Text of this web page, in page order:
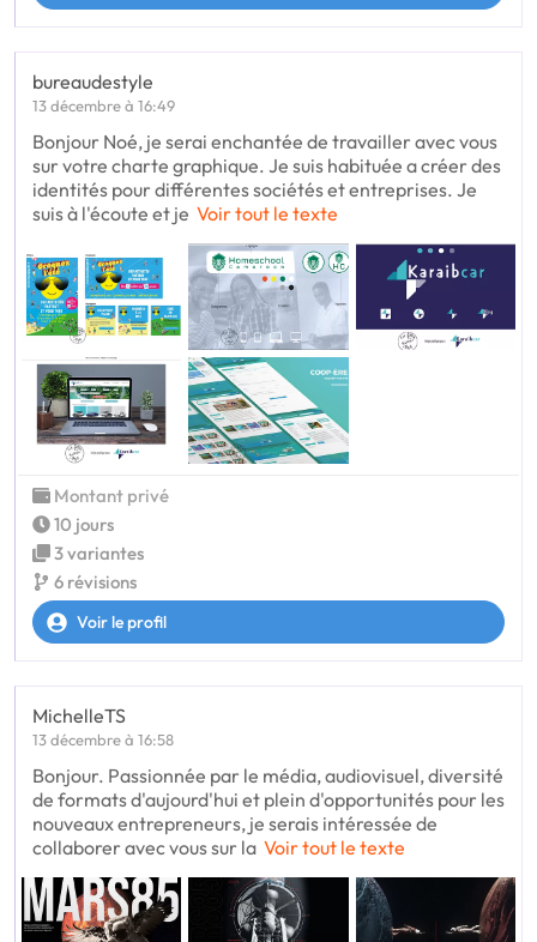
bureaudestyle
13 décembre à 16:49
Bonjour Noé, je serai enchantée de travailler avec vous
sur votre charte graphique. Je suis habituée a créer des
identités pour différentes sociétés et entreprises. Je
suis à l'écoute et je Voir tout le texte
Montant privé
10 jours
3 variantes
6 révisions
Voir le profil
MichelleTS
13 décembre à 16:58
Bonjour. Passionnée par le média, audiovisuel, diversité
de formats d'aujourd'hui et plein d'opportunités pour les
nouveaux entrepreneurs, je serais intéressée de
collaborer avec vous sur la Voir tout le texte